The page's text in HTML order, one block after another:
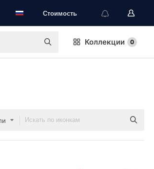
Стоимость
Коллекции 0